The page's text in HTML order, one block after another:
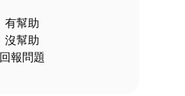
有幫助
沒幫助
回報問題